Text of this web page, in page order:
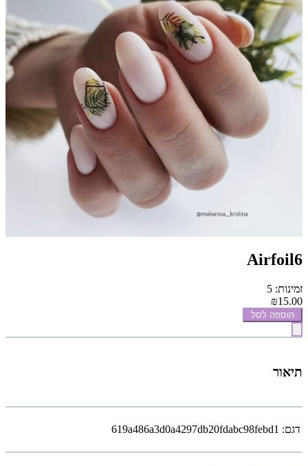
Airfoil6
זמינות: 5
₪15.00
הוספה לסל
תיאור
דגם: 619a486a3d0a4297db20fdabc98febd1